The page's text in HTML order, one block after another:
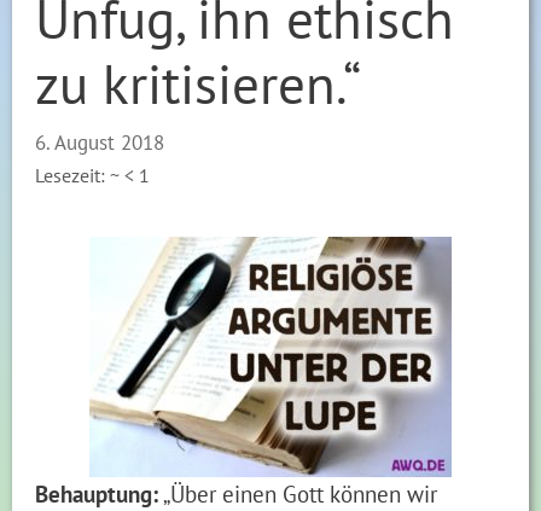
Unfug, ihn ethisch
zu kritisieren.“
6. August 2018
Lesezeit: ~< 1
Behauptung: „Über einen Gott können wir